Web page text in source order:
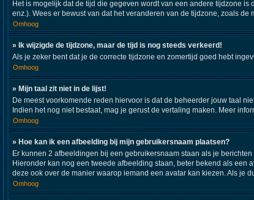
Het is mogelijk dat de tijd die gegeven wordt van een andere tijdzone
enz.). Wees er bewust van dat het veranderen van de tijdzone, zoals
Omhoog
» Ik wijzigde de tijdzone, maar de tijd is nog steeds verkeerd!
Als je zeker bent dat je de correcte tijdzone en zomertijd goed hebt
Omhoog
» Mijn taal zit niet in de lijst!
De meest voorkomende reden hiervoor is dat de beheerder jouw taal
Indien het nog niet bestaat, mag je gerust de vertaling maken. Meer
Omhoog
» Hoe kan ik een afbeelding bij mijn gebruikersnaam plaatsen?
Er kunnen 2 afbeeldingen bij een gebruikersnaam staan als je
Hieronder kan nog een tweede afbeelding staan, beter bekend als een
deze ook over de manier waarop iemand een avatar kan kiezen. Als je
Omhoog